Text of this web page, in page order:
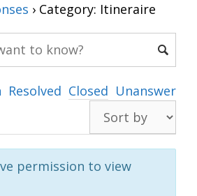
› Category: Itineraire
Resolved Closed Unanswer
permission to view